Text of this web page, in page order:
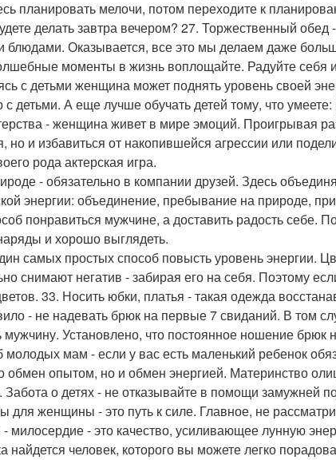
планировать мелочи, потом переходите к
делать завтра вечером? 27. Торжественный обед
блюдами. Оказывается, все это мы делаем даже
моменты в жизнь воплощайте. Радуйте себя
с детьми женщина может поднять уровень своей
с детьми. А еще лучше обучать детей тому, что
- женщина живет в мире эмоций. Проигрывая
но и избавиться от накопившейся агрессии или
рода актерская игра.
- обязательно в компании друзей. Здесь
энергии: объединение, пребывание на природе,
понравиться мужчине, а доставить радость себе.
и хорошо выглядеть.
самых простых способ повысть уровень энергии.
снимают негатив - забирая его на себя. Поэтому
33. Носить юбки, платья - такая одежда
- не надевать брюк на первые 7 свиданий. В том
мужчину. Установлено, что постоянное ношение брюк
молодых мам - если у вас есть маленький ребенок
обмен опытом, но и обмен энергией. Материнство
Забота о детях - не отказывайте в помощи замужней
для женщины - это путь к силе. Главное, не
милосердие - это качество, усиливающее лунную
найдется человек, которого вы можете легко